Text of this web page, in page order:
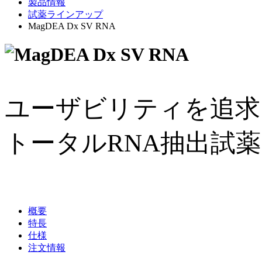
製品情報
試薬ラインアップ
MagDEA Dx SV RNA
ユーザビリティを追
トータルRNA抽出試薬
概要
特長
仕様
注文情報